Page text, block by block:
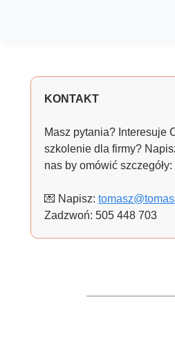
KONTAKT
Masz pytania? Interesuje
szkolenie dla firmy?
nas by omówić szczegóły:
💌 Napisz:
Zadzwoń: 505 448 703